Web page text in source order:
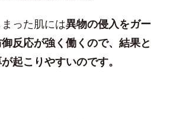
った肌には異物の侵入をガー
反応が強く働くので、結果と
起こりやすいのです。